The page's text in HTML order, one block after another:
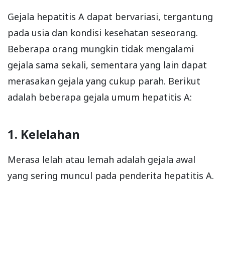
Gejala hepatitis A dapat bervariasi, tergantung
pada usia dan kondisi kesehatan seseorang.
Beberapa orang mungkin tidak mengalami
gejala sama sekali, sementara yang lain dapat
merasakan gejala yang cukup parah. Berikut
adalah beberapa gejala umum hepatitis A:
1. Kelelahan
Merasa lelah atau lemah adalah gejala awal
yang sering muncul pada penderita hepatitis A.